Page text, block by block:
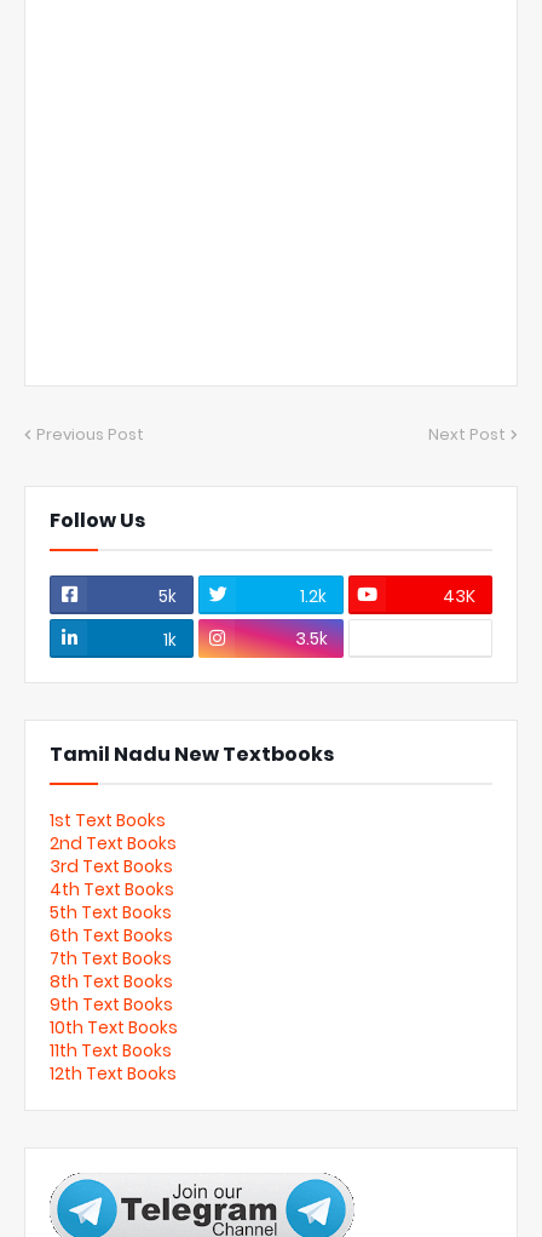
Previous Post Next Post
Follow Us
5k 1.2k
43K
1k
3.5k
Tamil Nadu New Textbooks
1st Text Books
2nd Text Books
3rd Text Books
4th Text Books
5th Text Books
6th Text Books
7th Text Books
8th Text Books
9th Text Books
10th Text Books
11th Text Books
12th Text Books